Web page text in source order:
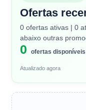
Ofertas
0 ofertas ativas | 0
abaixo outras
0 ofertas disponíveis
Atualizado agora